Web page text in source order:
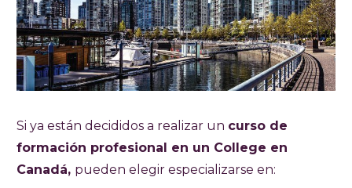
Si ya están decididos a realizar un curso de
formación profesional en un College en
Canadá, pueden elegir especializarse en: